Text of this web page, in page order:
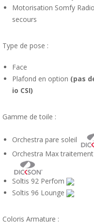
Motorisation Somfy
secours
Type de pose :
Face
Plafond en option (pas
io CSI)
Gamme de toile :
Orchestra pare soleil
Orchestra Max
Soltis 92 Perfom
Soltis 96 Lounge
Coloris Armature :